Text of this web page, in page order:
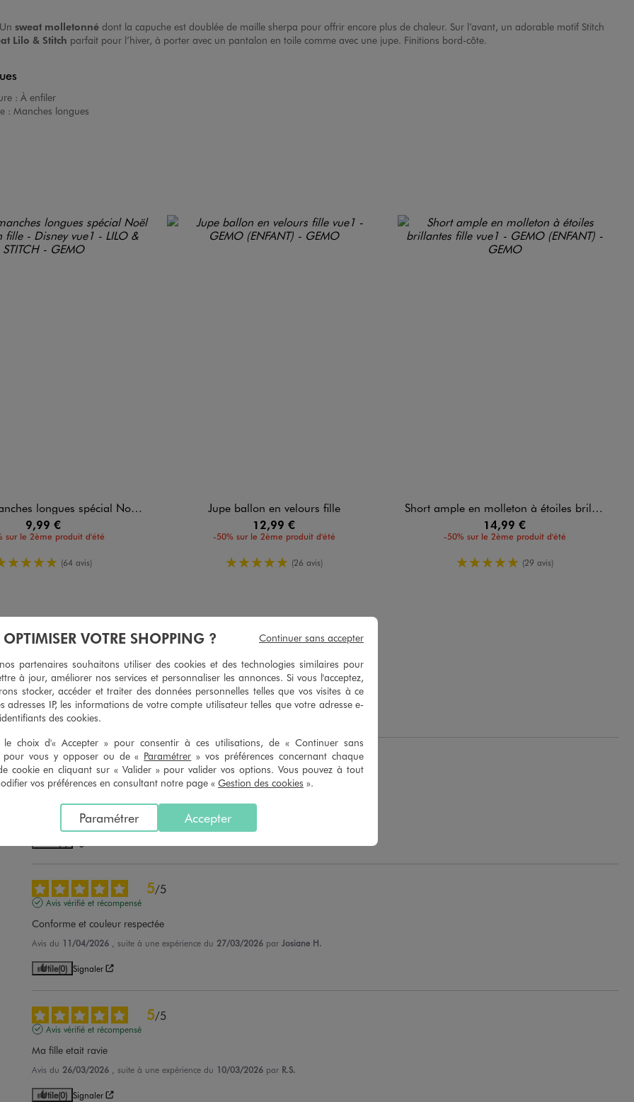
sweat molletonné dont la capuche est doublée de maille sherpa pour offrir encore plus de chaleur. Sur l’avant, un adorable motif Stitch
Lilo & Stitch parfait pour l’hiver, à porter avec un pantalon en toile comme avec une jupe. Finitions bord-côte.
: À enfiler
: Manches longues
spécial Noël motif Stitch fille - Disney
9,99 €
sur le 2ème produit d'été
5/5 de moyenne
(64 avis)
Jupe ballon en velours fille
12,99 €
-50% sur le 2ème produit d'été
5/5 de moyenne
(26 avis)
Short ample en molleton à étoiles brillantes fille
14,99 €
-50% sur le 2ème produit d'été
5/5 de moyenne
(29 avis)
4/5
Très beau mais taille très petit
Avis du16/04/2026 , suite à une expérience du30/03/2026 parNancy P.
Utile(0) Signaler
5/5
Avis vérifié et récompensé
15/04/2026 , suite à une expérience du02/04/2026
5/5
Avis vérifié et récompensé
Conforme et couleur respectée
Avis du 11/04/2026 , suite à une expérience du 27/03/2026 par Josiane H.
Utile(0) Signaler
5/5
Avis vérifié et récompensé
Ma fille etait ravie
Avis du 26/03/2026 , suite à une expérience du 10/03/2026 par R.S.
Utile(0) Signaler
OPTIMISER VOTRE SHOPPING ?
partenaires souhaitons utiliser des cookies et des technologies similaires pour
à jour, améliorer nos services et personnaliser les annonces. Si vous l'acceptez,
stocker, accéder et traiter des données personnelles telles que vos visites à ce
adresses IP, les informations de votre compte utilisateur telles que votre adresse e-
des cookies.
le choix d'« Accepter » pour consentir à ces utilisations, de « Continuer sans
pour vous y opposer ou de « Paramétrer » vos préférences concernant chaque
cookie en cliquant sur « Valider » pour valider vos options. Vous pouvez à tout
vos préférences en consultant notre page « Gestion des cookies ».
Accepter
Paramétrer
Continuer sans accepter